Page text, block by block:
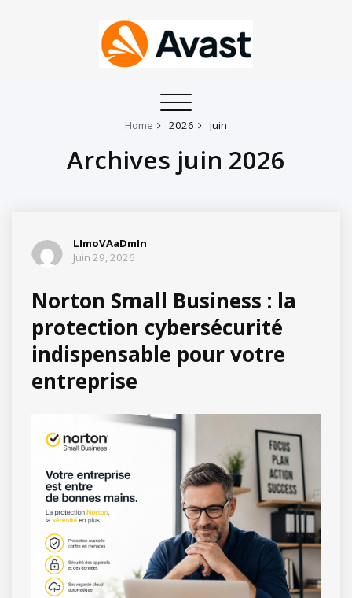
Toggle
navigation
Home 2026 juin
Archives juin 2026
LImoVAaDmIn
Juin 29, 2026
Norton Small Business : la
protection cybersécurité
indispensable pour votre
entreprise